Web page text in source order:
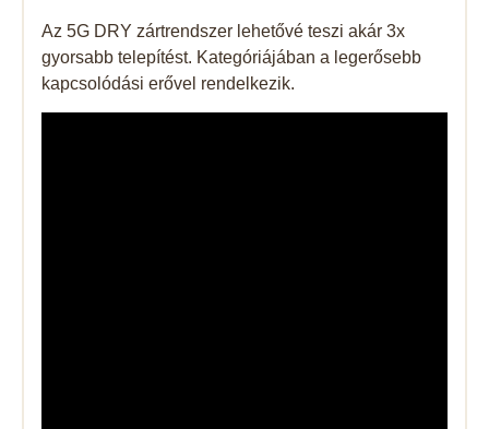
Az 5G DRY zártrendszer lehetővé teszi akár 3x
gyorsabb telepítést. Kategóriájában a legerősebb
kapcsolódási erővel rendelkezik.